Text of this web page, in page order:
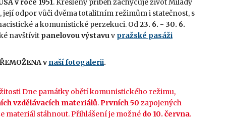
v roce 1951. Kreslený příběh zachycuje život Milady
její odpor vůči dvěma totalitním režimům i statečnost, s
a komunistické perzekuci. Od23. 6. - 30. 6.
navštívit panelovou výstavuv pražské pasáži
vnaší fotogalerii.
Dne památky obětí komunistického režimu,
vzdělávacích materiálů.Prvních 50 zapojených
materiál stáhnout. Přihlášení je možné do 10. června.